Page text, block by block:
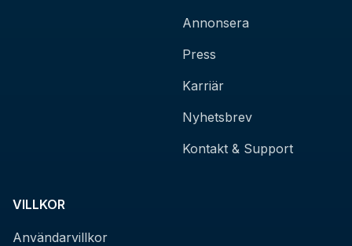
Annonsera
Press
Karriär
Nyhetsbrev
Kontakt & Support
VILLKOR
Användarvillkor